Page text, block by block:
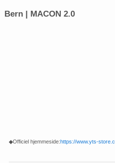
Bern | MACON 2.0
◆Officiel hjemmeside:https://www.yts-